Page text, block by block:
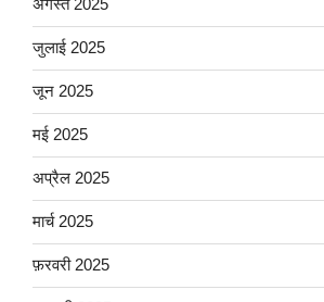
अगस्त 2025
जुलाई 2025
जून 2025
मई 2025
अप्रैल 2025
मार्च 2025
फ़रवरी 2025